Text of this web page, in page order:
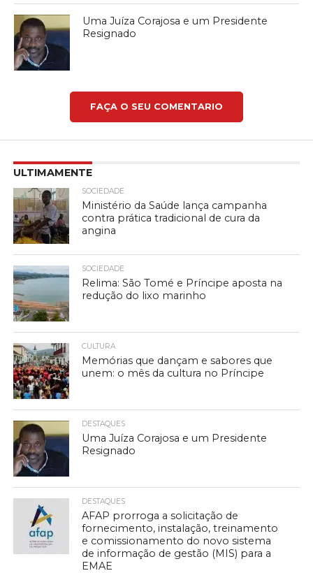
Uma Juíza Corajosa e um Presidente
Resignado
FAÇA O SEU COMENTARIO
ULTIMAMENTE
SOCIEDADE
Ministério da Saúde lança campanha
contra prática tradicional de cura da
angina
SOCIEDADE
Relima: São Tomé e Príncipe aposta na
redução do lixo marinho
CULTURA
Memórias que dançam e sabores que
unem: o mês da cultura no Príncipe
DESTAQUES
Uma Juíza Corajosa e um Presidente
Resignado
DESTAQUES
AFAP prorroga a solicitação de
fornecimento, instalação, treinamento
e comissionamento do novo sistema
de informação de gestão (MIS) para a
EMAE